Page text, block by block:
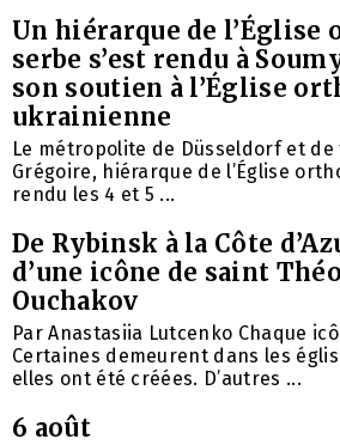
Un hiérarque de l’Église
serbe s’est rendu à
son soutien à l’Église
ukrainienne
Le métropolite de Düsseldorf et de
Grégoire, hiérarque de l’Église
rendu les 4 et 5 ...
De Rybinsk à la Côte
d’une icône de saint
Ouchakov
Par Anastasiia Lutcenko Chaque
Certaines demeurent dans les
elles ont été créées. D’autres ...
6 août